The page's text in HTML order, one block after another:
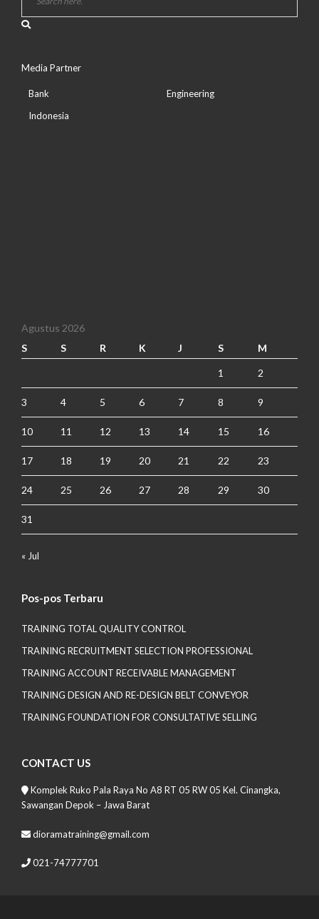
Media Partner
Bank
Indonesia
Engineering
Agustus 2026
S
S R K J S M
1 2
3 4 5 6 7 8 9
10 11 12 13 14 15 16
17 18 19 20 21 22 23
24 25 26 27 28 29 30
31
« Jul
Pos-pos Terbaru
TRAINING TOTAL QUALITY CONTROL
TRAINING RECRUITMENT SELECTION PROFESSIONAL
TRAINING ACCOUNT RECEIVABLE MANAGEMENT
TRAINING DESIGN AND RE-DESIGN BELT CONVEYOR
TRAINING FOUNDATION FOR CONSULTATIVE SELLING
CONTACT US
Komplek Ruko Pala Raya No A8 RT 05 RW 05 Kel. Cinangka,
Sawangan Depok – Jawa Barat
dioramatraining@gmail.com
021-74777701